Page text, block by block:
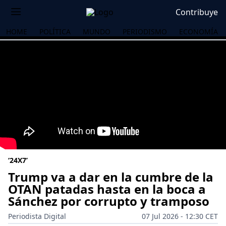
Contribuye
HOME POLÍTICA MUNDO PERIODISMO ECONOMÍA
‘24X7’
Trump va a dar en la cumbre de la
OTAN patadas hasta en la boca a
Sánchez por corrupto y tramposo
Periodista Digital
07 Jul 2026 - 12:30 CET